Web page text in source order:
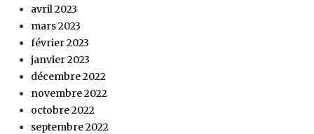
avril 2023
mars 2023
février 2023
janvier 2023
décembre 2022
novembre 2022
octobre 2022
septembre 2022